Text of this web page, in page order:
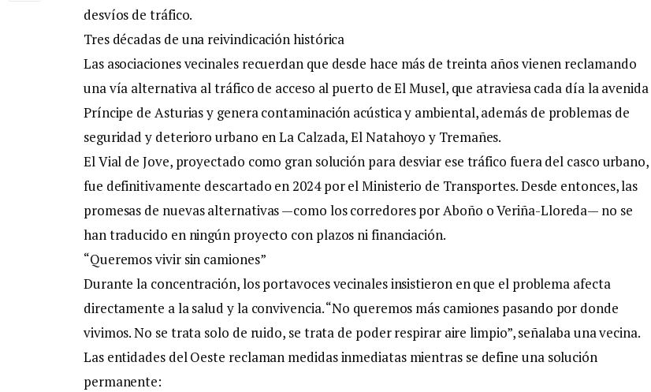
desvíos de tráfico.
Tres décadas de una reivindicación histórica
Las asociaciones vecinales recuerdan que desde hace más de treinta años vienen reclamando
una vía alternativa al tráfico de acceso al puerto de El Musel, que atraviesa cada día la avenida
Príncipe de Asturias y genera contaminación acústica y ambiental, además de problemas de
seguridad y deterioro urbano en La Calzada, El Natahoyo y Tremañes.
El Vial de Jove, proyectado como gran solución para desviar ese tráfico fuera del casco urbano,
fue definitivamente descartado en 2024 por el Ministerio de Transportes. Desde entonces, las
promesas de nuevas alternativas —como los corredores por Aboño o Veriña-Lloreda— no se
han traducido en ningún proyecto con plazos ni financiación.
“Queremos vivir sin camiones”
Durante la concentración, los portavoces vecinales insistieron en que el problema afecta
directamente a la salud y la convivencia. “No queremos más camiones pasando por donde
vivimos. No se trata solo de ruido, se trata de poder respirar aire limpio”, señalaba una vecina.
Las entidades del Oeste reclaman medidas inmediatas mientras se define una solución
permanente: